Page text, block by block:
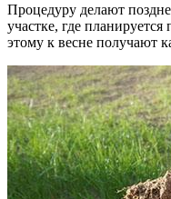
Процедуру делают
участке, где
этому к весне получают